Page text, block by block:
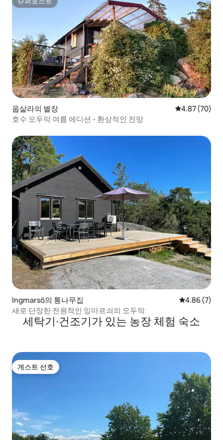
슈퍼호스트
웁살라의 별장 평점 4.87점(5
4.87 (70)
호수 오두막 여름 에디션 - 환상적인 전망
Ingmarsö의 통나무집 평점 4.86점
4.86 (7)
새로 단장한 전원적인 잉마르쇠의 오두막
세탁기∙건조기가 있는 농장 체험 숙소
게스트 선호
게스트 선호